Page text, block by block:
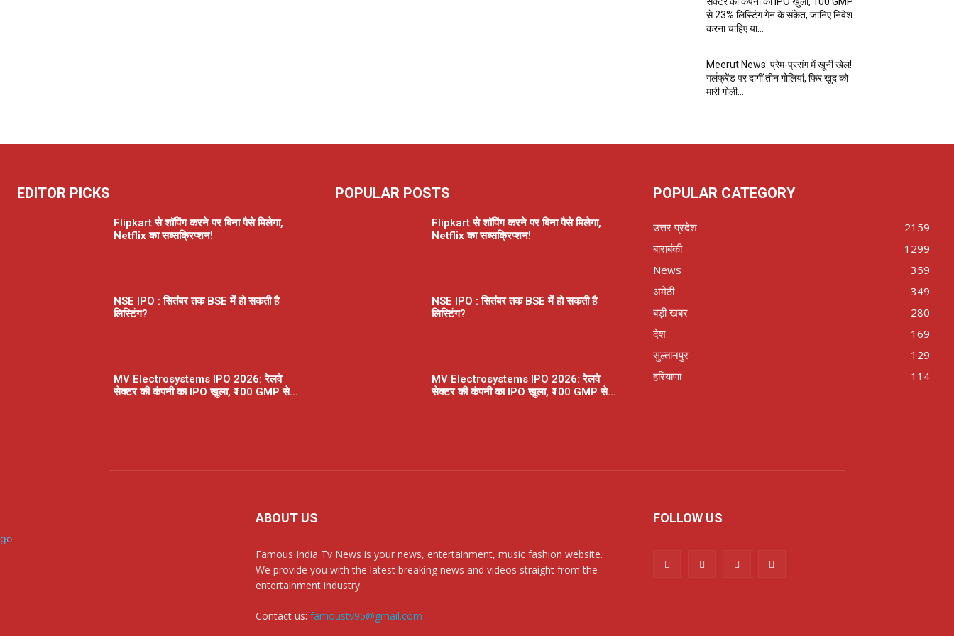
से 23% लिस्टिंग गेन के संकेत, जानिए निवेश
करना चाहिए या...
Meerut News: प्रेम-प्रसंग में खूनी खेल!
गर्लफ्रेंड पर दागीं तीन गोलियां, फिर खुद को
मारी गोली…
EDITOR PICKS
Flipkart से शॉपिंग करने पर बिना पैसे मिलेगा,
Netflix का सब्सक्रिप्शन!
NSE IPO : सितंबर तक BSE में हो सकती है
लिस्टिंग?
MV Electrosystems IPO 2026: रेलवे
सेक्टर की कंपनी का IPO खुला, ₹100 GMP से...
POPULAR POSTS
Flipkart से शॉपिंग करने पर बिना पैसे मिलेगा,
Netflix का सब्सक्रिप्शन!
NSE IPO : सितंबर तक BSE में हो सकती है
लिस्टिंग?
MV Electrosystems IPO 2026: रेलवे
सेक्टर की कंपनी का IPO खुला, ₹100 GMP से...
POPULAR CATEGORY
उत्तर प्रदेश
2159
बाराबंकी
1299
News
359
अमेठी
349
बड़ी खबर
280
देश
169
सुल्तानपुर
129
हरियाणा
114
ABOUT US
Famous India Tv News is your news, entertainment, music fashion website.
We provide you with the latest breaking news and videos straight from the
entertainment industry.
Contact us: famoustv95@gmail.com
FOLLOW US